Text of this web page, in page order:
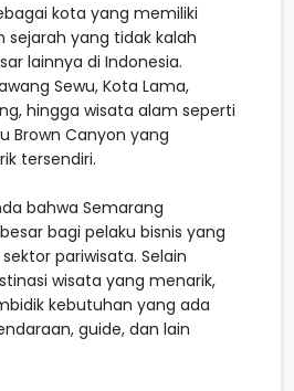
kota yang memiliki
sejarah yang tidak kalah
lainnya di Indonesia.
Sewu, Kota Lama,
hingga wisata alam seperti
Brown Canyon yang
tersendiri.
bahwa Semarang
bagi pelaku bisnis yang
pariwisata. Selain
wisata yang menarik,
kebutuhan yang ada
guide, dan lain